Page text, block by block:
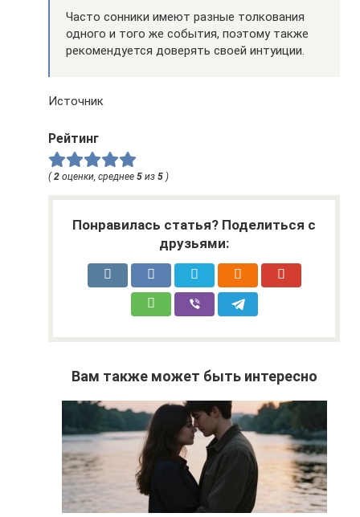
Часто сонники имеют разные толкования
одного и того же события, поэтому также
рекомендуется доверять своей интуиции.
Источник
Рейтинг
(2 оценки, среднее 5 из 5 )
Понравилась статья? Поделиться с
друзьями:
Вам также может быть интересно